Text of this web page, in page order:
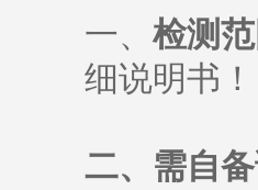
一、 检测
细说明书 ！
二、需自